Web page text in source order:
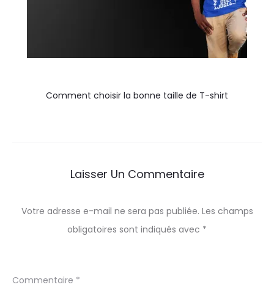
Comment choisir la bonne taille de T-shirt
Laisser Un Commentaire
Votre adresse e-mail ne sera pas publiée. Les champs
obligatoires sont indiqués avec *
Commentaire *